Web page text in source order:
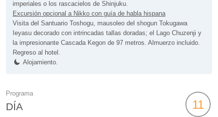
imperiales o los rascacielos de Shinjuku.
Excursión opcional a Nikko con guía de habla hispana
Visita del Santuario Toshogu, mausoleo del shogun Tokugawa
Ieyasu decorado con intrincadas tallas doradas; el Lago Chuzenji y
la impresionante Cascada Kegon de 97 metros. Almuerzo incluido.
Regreso al hotel.
Alojamiento.
Programa
DÍA 11